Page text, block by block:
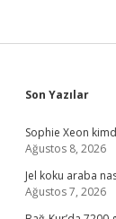
Son Yazılar
Sophie Xeon
Ağustos 8, 2026
Jel koku araba
Ağustos 7, 2026